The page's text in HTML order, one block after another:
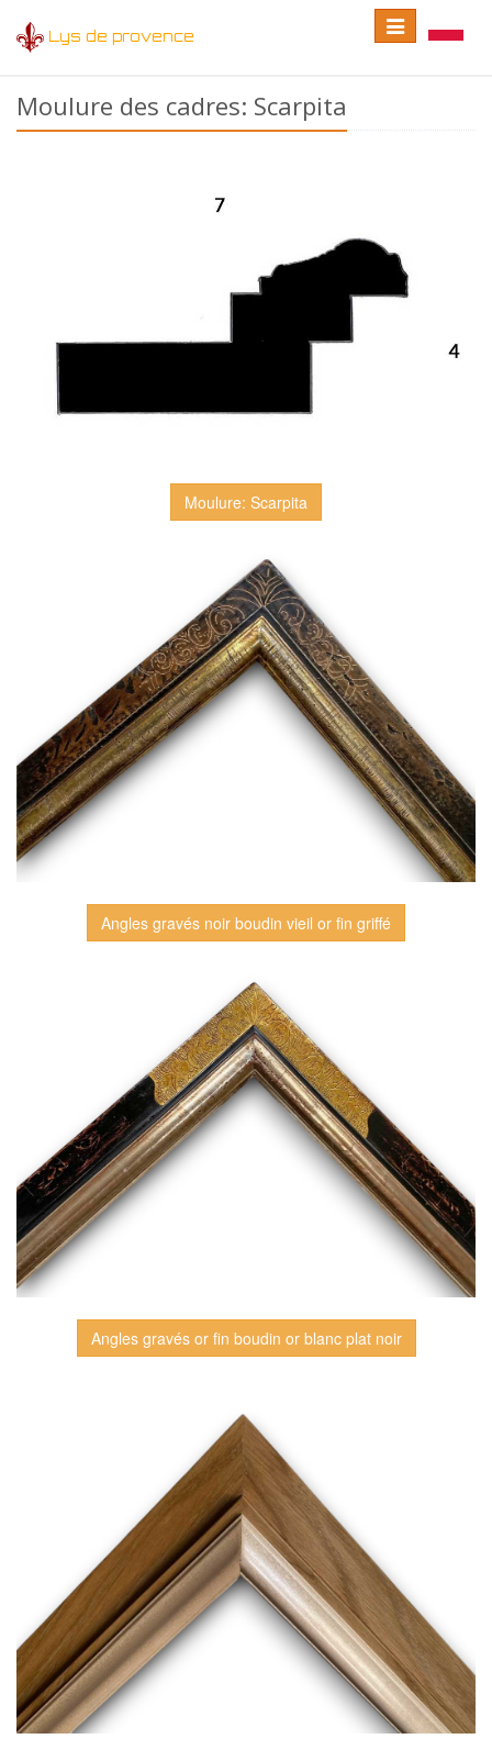
Lys de provence
Toggle
language
Toggle
navigation
Moulure des cadres: Scarpita
Moulure: Scarpita
Angles gravés noir boudin vieil or fin griffé
Angles gravés or fin boudin or blanc plat noir